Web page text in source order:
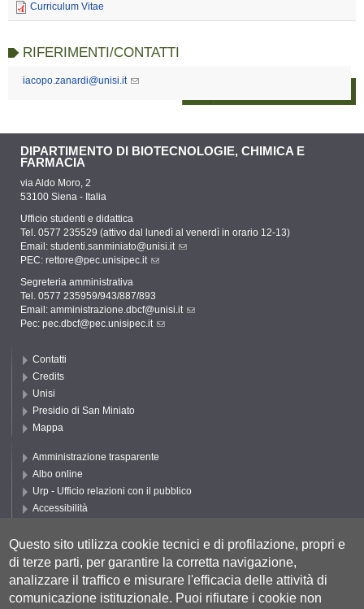
Curriculum Vitae
RIFERIMENTI/CONTATTI
iacopo.zanardi@unisi.it
DIPARTIMENTO DI BIOTECNOLOGIE, CHIMICA E
FARMACIA
via Aldo Moro, 2
53100 Siena - Italia
Ufficio studenti e didattica
Tel. 0577 235529 (attivo dal lunedì al venerdì in orario 12-13)
Email: studenti.sanminiato@unisi.it
PEC: rettore@pec.unisipec.it
Segreteria amministrativa
Tel. 0577 235959/943/887/893
Email: amministrazione.dbcf@unisi.it
Pec: pec.dbcf@pec.unisipec.it
Contatti
Credits
Unisi
Presidio di San Miniato
Mappa
Amministrazione trasparente
Albo online
Urp - Ufficio relazioni con il pubblico
Accessibilità
Cookie settings
Segui UNISI
Questo sito utilizza cookie tecnici e di profilazione, propri e
di terze parti, per garantire la corretta navigazione,
analizzare il traffico e misurare l'efficacia delle attività di
comunicazione istituzionale. Puoi rifiutare i cookie non